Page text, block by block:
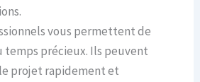
vous permettent de
temps précieux. Ils peuvent
projet rapidement et